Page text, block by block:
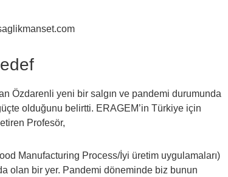
Özdarenli yeni bir salgın ve pandemi durumunda
olduğunu belirtti. ERAGEM’in Türkiye için
Profesör,
Manufacturing Process/İyi üretim uygulamaları)
olan bir yer. Pandemi döneminde biz bunun